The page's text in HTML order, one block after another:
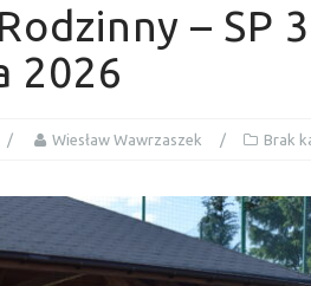
– SP
2026
Wiesław Wawrzaszek Brak